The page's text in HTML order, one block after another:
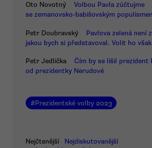
Oto Novotný
Volbou Pavla zúčtujme
se zemanovsko-babišovským
Petr Doubravský
Pavlova zelená není
jakou bych si představoval. Volit ho
Petr Jedlička
Čím by se lišil prezident
od prezidentky Nerudové
#Prezidentské volby 2023
Nejčtenější
Nejdiskutovanější